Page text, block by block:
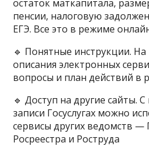
остаток маткапитала,
пенсии, налоговую
ЕГЭ. Все это в режиме
🔹 Понятные инструкции. На
описания электронных
вопросы и план действий в
🔹 Доступ на другие сайты.
записи Госуслугах можно
сервисы других ведомств
Росреестра и Роструда